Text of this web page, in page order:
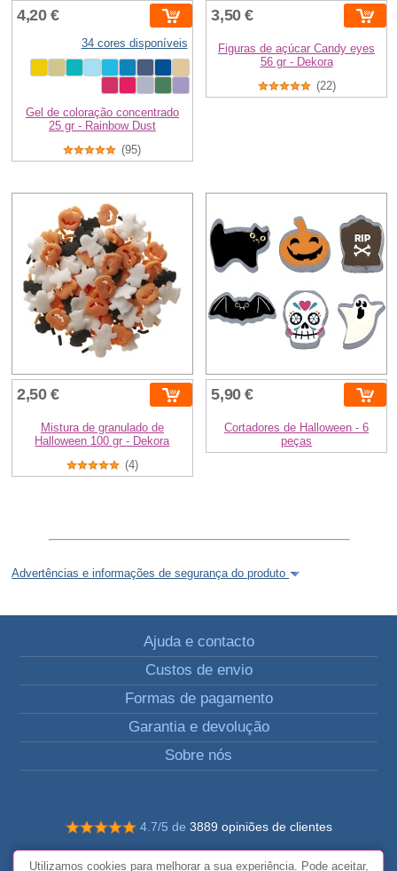
4,20 €
34 cores disponíveis
Gel de coloração concentrado
25 gr - Rainbow Dust
(95)
3,50 €
Figuras de açúcar Candy eyes
56 gr - Dekora
(22)
2,50 €
Mistura de granulado de
Halloween 100 gr - Dekora
(4)
5,90 €
Cortadores de Halloween - 6
peças
Advertências e informações de segurança do produto
Ajuda e contacto
Custos de envio
Formas de pagamento
Garantia e devolução
Sobre nós
4.7/5 de 3889 opiniões de clientes
© Todos os direitos reservados FunToCome
Utilizamos cookies para melhorar a sua experiência. Pode aceitar,